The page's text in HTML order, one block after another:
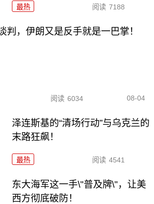
最热 阅读 7188
判，伊朗又是反手就是一巴掌！
阅读 6034 08-04
泽连斯基的“清场行动”与乌克兰的
末路狂飙！
最热 阅读 4541
东大海军这一手\"普及牌\"，让美
西方彻底破防！